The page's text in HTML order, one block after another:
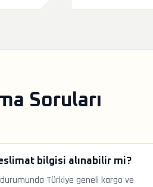
Soruları
bilgisi alınabilir mi?
Türkiye geneli kargo ve